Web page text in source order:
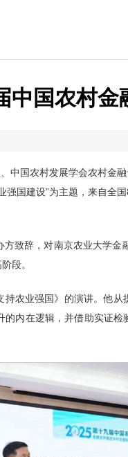
中国农村金
中国农村发展学会农村金
国建设”为主题，来自全
致辞，对南京农业大学
段。
农业强国》的演讲。他
内在逻辑，并借助实证